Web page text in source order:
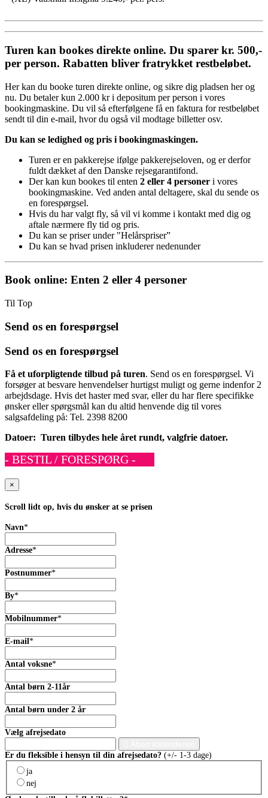
Turen kan bookes direkte online. Du sparer kr. 500,-
per person. Rabatten bliver fratrykket restbeløbet.
Her kan du booke turen direkte online, og sikre dig pladsen her og
nu. Du betaler kun 2.000 kr i depositum per person i vores
bookingmaskine. Du vil så efterfølgene få en faktura for restbeløbet
sendt til din e-mail, hvor du også vil modtage billetter osv.
Du kan se ledighed og pris i bookingmaskingen.
Turen er en pakkerejse ifølge pakkerejseloven, og er derfor
fuldt dækket af den Danske rejsegarantifond.
Der kan kun bookes til enten 2 eller 4 personer i vores
bookingmaskine. Ved anden antal deltagere, skal du sende os
en forespørgsel.
Hvis du har valgt fly, så vil vi komme i kontakt med dig og
aftale nærmere fly tid og pris.
Du kan se priser under "Helårspriser”
Du kan se hvad prisen inkluderer nedenunder
Book online: Enten 2 eller 4 personer
Til Top
Send os en forespørgsel
Send os en forespørgsel
Få et uforpligtende tilbud på turen. Send os en forespørgsel. Vi
forsøger at besvare henvendelser hurtigst muligt og gerne indenfor 2
arbejdsdage. Hvis det haster med svar, eller du har flere specifikke
ønsker eller spørgsmål kan du altid henvende dig til vores
salgsafdeling på: Tel. 2398 8200
Datoer: Turen tilbydes hele året rundt, valgfrie datoer.
- BESTIL / FORESPØRG -
×
Scroll lidt op, hvis du ønsker at se prisen
Navn*
Adresse*
Postnummer*
By*
Mobilnummer*
E-mail*
Antal voksne*
Antal børn 2-11år
Antal børn under 2 år
Vælg afrejsedato
Er du fleksible i hensyn til din afrejsedato? (+/- 1-3 dage)
ja
nej